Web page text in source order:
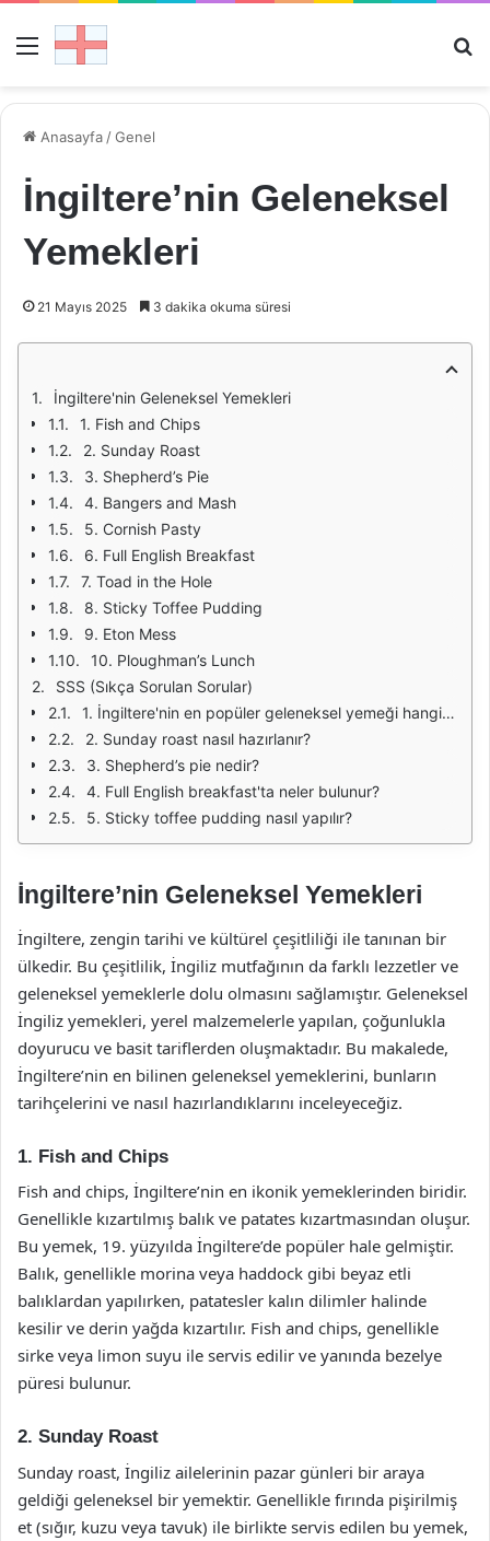
Menü
Anasayfa /Genel
İngiltere’nin Geleneksel
Yemekleri
21 Mayıs 2025 3 dakika okuma süresi
İngiltere'nin Geleneksel Yemekleri
1. Fish and Chips
2. Sunday Roast
3. Shepherd’s Pie
4. Bangers and Mash
5. Cornish Pasty
6. Full English Breakfast
7. Toad in the Hole
8. Sticky Toffee Pudding
9. Eton Mess
10. Ploughman’s Lunch
SSS (Sıkça Sorulan Sorular)
1. İngiltere'nin en popüler geleneksel yemeği hangisidir?
2. Sunday roast nasıl hazırlanır?
3. Shepherd’s pie nedir?
4. Full English breakfast'ta neler bulunur?
5. Sticky toffee pudding nasıl yapılır?
İngiltere’nin Geleneksel Yemekleri
İngiltere, zengin tarihi ve kültürel çeşitliliği ile tanınan bir
ülkedir. Bu çeşitlilik, İngiliz mutfağının da farklı lezzetler ve
geleneksel yemeklerle dolu olmasını sağlamıştır. Geleneksel
İngiliz yemekleri, yerel malzemelerle yapılan, çoğunlukla
doyurucu ve basit tariflerden oluşmaktadır. Bu makalede,
İngiltere’nin en bilinen geleneksel yemeklerini, bunların
tarihçelerini ve nasıl hazırlandıklarını inceleyeceğiz.
1. Fish and Chips
Fish and chips, İngiltere’nin en ikonik yemeklerinden biridir.
Genellikle kızartılmış balık ve patates kızartmasından oluşur.
Bu yemek, 19. yüzyılda İngiltere’de popüler hale gelmiştir.
Balık, genellikle morina veya haddock gibi beyaz etli
balıklardan yapılırken, patatesler kalın dilimler halinde
kesilir ve derin yağda kızartılır. Fish and chips, genellikle
sirke veya limon suyu ile servis edilir ve yanında bezelye
püresi bulunur.
2. Sunday Roast
Sunday roast, İngiliz ailelerinin pazar günleri bir araya
geldiği geleneksel bir yemektir. Genellikle fırında pişirilmiş
et (sığır, kuzu veya tavuk) ile birlikte servis edilen bu yemek,